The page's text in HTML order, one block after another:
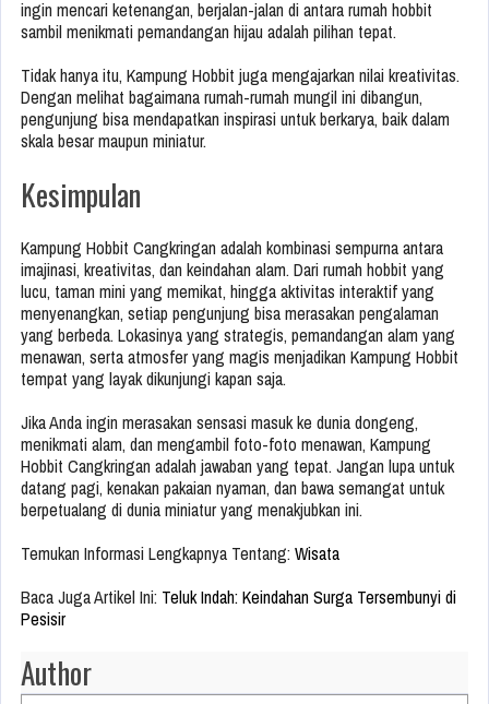
ingin mencari ketenangan, berjalan-jalan di antara rumah hobbit
sambil menikmati pemandangan hijau adalah pilihan tepat.
Tidak hanya itu, Kampung Hobbit juga mengajarkan nilai kreativitas.
Dengan melihat bagaimana rumah-rumah mungil ini dibangun,
pengunjung bisa mendapatkan inspirasi untuk berkarya, baik dalam
skala besar maupun miniatur.
Kesimpulan
Kampung Hobbit Cangkringan adalah kombinasi sempurna antara
imajinasi, kreativitas, dan keindahan alam. Dari rumah hobbit yang
lucu, taman mini yang memikat, hingga aktivitas interaktif yang
menyenangkan, setiap pengunjung bisa merasakan pengalaman
yang berbeda. Lokasinya yang strategis, pemandangan alam yang
menawan, serta atmosfer yang magis menjadikan Kampung Hobbit
tempat yang layak dikunjungi kapan saja.
Jika Anda ingin merasakan sensasi masuk ke dunia dongeng,
menikmati alam, dan mengambil foto-foto menawan, Kampung
Hobbit Cangkringan adalah jawaban yang tepat. Jangan lupa untuk
datang pagi, kenakan pakaian nyaman, dan bawa semangat untuk
berpetualang di dunia miniatur yang menakjubkan ini.
Temukan Informasi Lengkapnya Tentang: Wisata
Baca Juga Artikel Ini: Teluk Indah: Keindahan Surga Tersembunyi di
Pesisir
Author